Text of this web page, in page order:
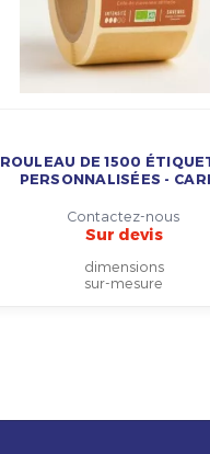
ROULEAU DE 1500
PERSONNALISÉES -
Contactez-nous
Sur devis
dimensions
sur-mesure